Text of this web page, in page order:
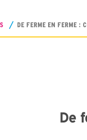
DE FERME EN FERME :
De